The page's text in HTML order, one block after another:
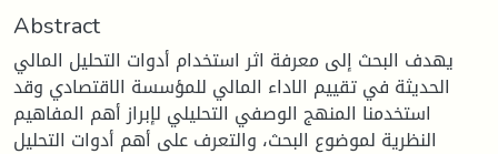
Abstract
يهدف البحث إلى معرفة اثر استخدام أدوات التحليل المالي
الحديثة في تقييم الاداء المالي للمؤسسة الاقتصادي وقد
استخدمنا المنهج الوصفي التحليلي لإبراز أهم المفاهيم
النظرية لموضوع البحث، والتعرف على أهم أدوات التحليل